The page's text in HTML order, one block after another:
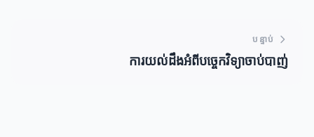
បន្ទាប់
ការយល់ដឹងអំពីបច្ចេកវិទ្យាចាប់បាញ់